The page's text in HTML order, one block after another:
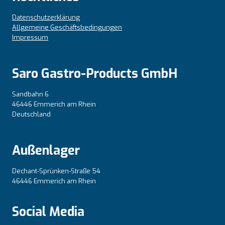
Datenschutzerklärung
Allgemeine Geschäftsbedingungen
Impressum
Saro Gastro-Products GmbH
Sandbahn 6
46446 Emmerich am Rhein
Deutschland
Außenlager
Dechant-Sprünken-Straße 54
46446 Emmerich am Rhein
Social Media